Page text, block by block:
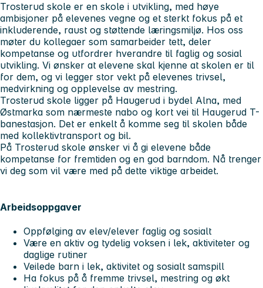
Trosterud skole er en skole i utvikling, med høye
ambisjoner på elevenes vegne og et sterkt fokus på et
inkluderende, raust og støttende læringsmiljø. Hos oss
møter du kollegaer som samarbeider tett, deler
kompetanse og utfordrer hverandre til faglig og sosial
utvikling. Vi ønsker at elevene skal kjenne at skolen er til
for dem, og vi legger stor vekt på elevenes trivsel,
medvirkning og opplevelse av mestring.
Trosterud skole ligger på Haugerud i bydel Alna, med
Østmarka som nærmeste nabo og kort vei til Haugerud T-
banestasjon. Det er enkelt å komme seg til skolen både
med kollektivtransport og bil.
På Trosterud skole ønsker vi å gi elevene både
kompetanse for fremtiden og en god barndom. Nå trenger
vi deg som vil være med på dette viktige arbeidet.
Arbeidsoppgaver
Oppfølging av elev/elever faglig og sosialt
Være en aktiv og tydelig voksen i lek, aktiviteter og
daglige rutiner
Veilede barn i lek, aktivitet og sosialt samspill
Ha fokus på å fremme trivsel, mestring og økt